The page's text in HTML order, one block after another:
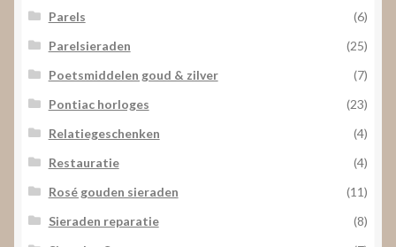
Parels
(6)
Parelsieraden
(25)
Poetsmiddelen goud & zilver
(7)
Pontiac horloges
(23)
Relatiegeschenken
(4)
Restauratie
(4)
Rosé gouden sieraden
(11)
Sieraden reparatie
(8)